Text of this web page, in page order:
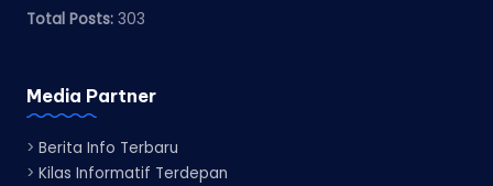
Total Posts: 303
Media Partner
> Berita Info Terbaru
> Kilas Informatif Terdepan